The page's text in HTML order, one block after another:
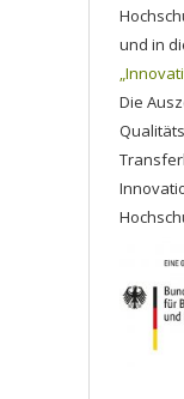
und in
Die